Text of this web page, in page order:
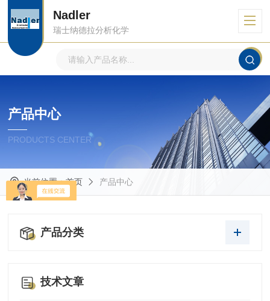
Nadler
瑞士纳德拉分析化学
产品中心
PRODUCTS CENTER
当前位置：首页 产品中心
产品分类
技术文章